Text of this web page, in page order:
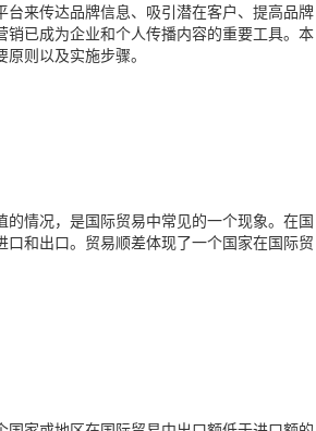
来传达品牌信息、吸引潜在客户、提高品牌
已成为企业和个人传播内容的重要工具。本
则以及实施步骤。
情况，是国际贸易中常见的一个现象。在国
和出口。贸易顺差体现了一个国家在国际贸